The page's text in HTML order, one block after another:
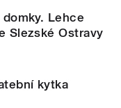
Lehce
Slezské Ostravy
kytka